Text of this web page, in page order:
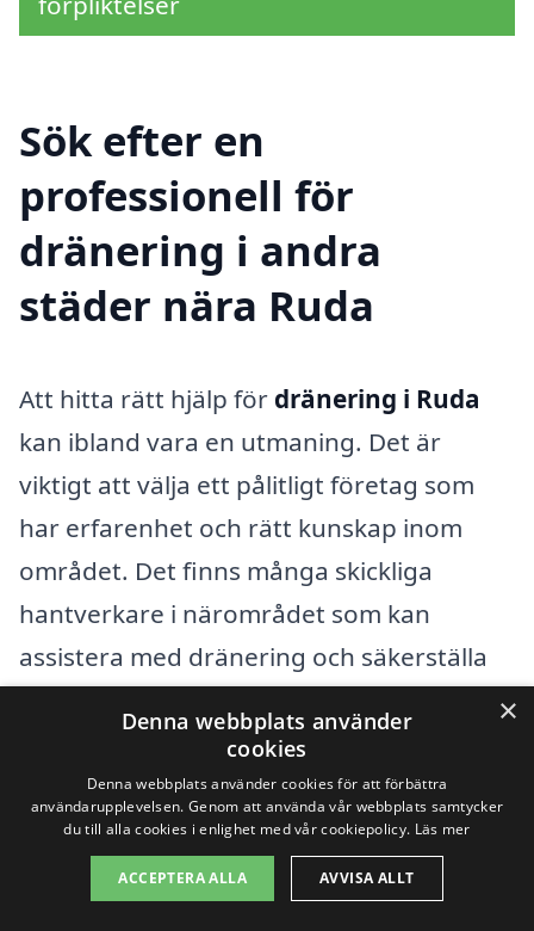
Sök efter en
professionell för
dränering i andra
städer nära Ruda
Att hitta rätt hjälp för dränering i Ruda
kan ibland vara en utmaning. Det är
viktigt att välja ett pålitligt företag som
har erfarenhet och rätt kunskap inom
området. Det finns många skickliga
hantverkare i närområdet som kan
assistera med dränering och säkerställa
vattenskador. Genom att jämföra olika
offerter kan du hitta det bästa
alternativet som passar just dina behov.
När du söker efter företag för dränering
×
Denna webbplats använder
cookies
Denna webbplats använder cookies för att förbättra
användarupplevelsen. Genom att använda vår webbplats samtycker
du till alla cookies i enlighet med vår cookiepolicy. Läs mer
ACCEPTERA ALLA AVVISA ALLT